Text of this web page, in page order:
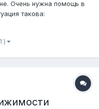
Очень нужна помощь в
такова:
не было. Потом уехала
и продала
)